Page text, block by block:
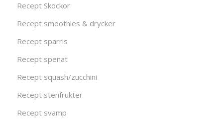
Recept Skockor
Recept smoothies & drycker
Recept sparris
Recept spenat
Recept squash/zucchini
Recept stenfrukter
Recept svamp